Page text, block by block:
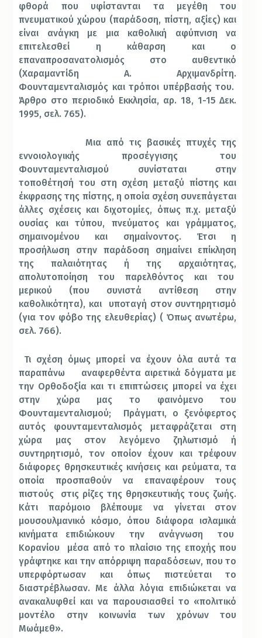
φθορά που υφίστανται τα μεγέθη του
πνευματικού χώρου (παράδοση, πίστη, αξίες) και
είναι ανάγκη με μια καθολική αφύπνιση να
επιτελεσθεί η κάθαρση και ο
επαναπροσανατολισμός στο αυθεντικό
(Χαραμαντίδη Α. Αρχιμανδρίτη.
Φουνταμενταλισμός και τρόποι υπέρβασής του.
Άρθρο στο περιοδικό Εκκλησία, αρ. 18, 1-15 Δεκ.
1995, σελ. 765).
Μια από τις βασικές πτυχές της
εννοιολογικής προσέγγισης του
Φουνταμενταλισμού συνίσταται στην
τοποθέτησή του στη σχέση μεταξύ πίστης και
έκφρασης της πίστης, η οποία σχέση συνεπάγεται
άλλες σχέσεις και διχοτομίες, όπως π.χ. μεταξύ
ουσίας και τύπου, πνεύματος και γράμματος,
σημαινομένου και σημαίνοντος. Έτσι η
προσήλωση στην παράδοση σημαίνει επίκληση
της παλαιότητας ή της αρχαιότητας,
απολυτοποίηση του παρελθόντος και του
μερικού (που συνιστά αντίθεση στην
καθολικότητα), και
υποταγή στον συντηρητισμό
(για τον φόβο της ελευθερίας) ( Όπως ανωτέρω,
σελ. 766).
Τι σχέση όμως μπορεί να έχουν όλα αυτά τα
παραπάνω
αναφερθέντα αιρετικά δόγματα με
την Ορθοδοξία και τι επιπτώσεις μπορεί να έχει
στην χώρα μας το φαινόμενο του
Φουνταμενταλισμού;
Πράγματι, ο ξενόφερτος
αυτός φουνταμενταλισμός μεταφράζεται στη
χώρα μας στον λεγόμενο ζηλωτισμό ή
συντηρητισμό, τον οποίον έχουν και τρέφουν
διάφορες θρησκευτικές κινήσεις και ρεύματα, τα
οποία
προσπαθούν να επαναφέρουν
τους
πιστούς
στις ρίζες της θρησκευτικής τους ζωής.
Κάτι παρόμοιο βλέπουμε να γίνεται στον
μουσουλμανικό κόσμο, όπου διάφορα ισλαμικά
κινήματα επιδιώκουν
την ανάγνωση
του
Κορανίου
μέσα από το πλαίσιο της εποχής που
γράφτηκε και την απόρριψη παραδόσεων, που το
υπερφόρτωσαν και όπως πιστεύεται το
διαστρέβλωσαν. Με άλλα λόγια επιδιώκεται να
ανακαλυφθεί και να παρουσιασθεί το «πολιτικό
μοντέλο στην κοινωνία των χρόνων του
Μωάμεθ».